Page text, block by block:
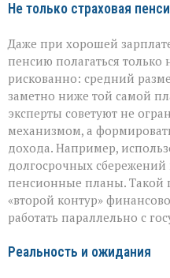
Не только страховая
Даже при хорошей
пенсию полагаться только
рискованно: средний
заметно ниже той самой
эксперты советуют не
механизмом, а
дохода. Например,
долгосрочных
пенсионные планы. Такой
«второй контур»
работать параллельно с
Реальность и ожидания